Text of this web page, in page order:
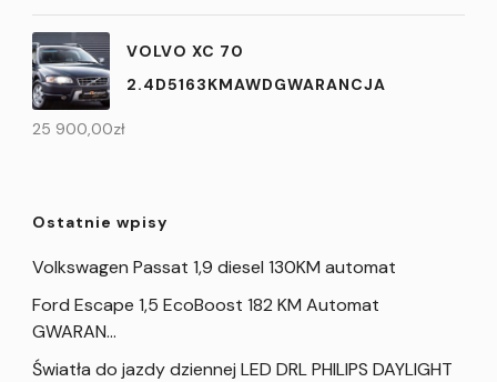
VOLVO XC 70
2.4D5163KMAWDGWARANCJA
25 900,00zł
Ostatnie wpisy
Volkswagen Passat 1,9 diesel 130KM automat
Ford Escape 1,5 EcoBoost 182 KM Automat
GWARAN…
Światła do jazdy dziennej LED DRL PHILIPS DAYLIGHT